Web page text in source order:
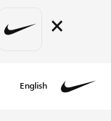
×
English